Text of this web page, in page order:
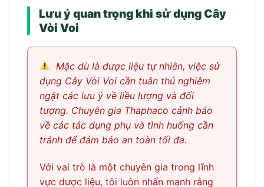
Lưu ý quan trọng khi sử dụng Cây
Vòi Voi
Mặc dù là dược liệu tự nhiên, việc sử
dụng Cây Vòi Voi cần tuân thủ nghiêm
ngặt các lưu ý về liều lượng và đối
tượng. Chuyên gia Thaphaco cảnh báo
về các tác dụng phụ và tình huống cần
tránh để đảm bảo an toàn tối đa.
Với vai trò là một chuyên gia trong lĩnh
vực dược liệu, tôi luôn nhấn mạnh rằng